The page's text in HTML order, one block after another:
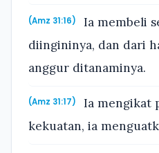
(Amz 31:16)
Ia membeli
diingininya, dan dari
anggur ditanaminya.
(Amz 31:17)
Ia mengikat
kekuatan, ia